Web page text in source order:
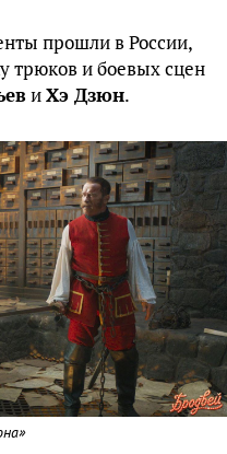
прошли в России,
трюков и боевых сцен
иХэ Дзюн.